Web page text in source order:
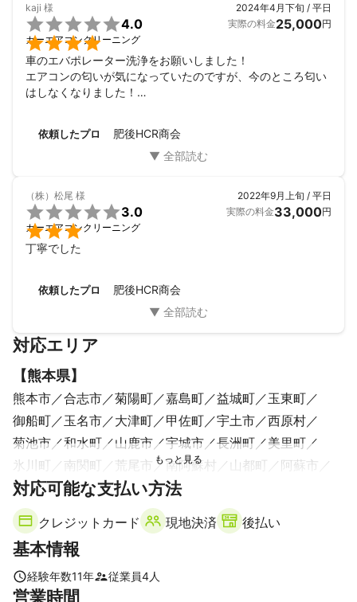
kaji 様


4.0
カーエアコンクリーニング
2024年4月下旬 / 平日
実際の料金25,000円
車のエバポレーター洗浄をお願いしました！
エアコンの匂いが気になっていたのですが、今のところ匂い
はしなくなりました！
たか分からなかったのが少し残念？というか気になりまし
依頼したプロ 肥後HCR商会
（株）松尾 様


3.0
カーエアコンクリーニング
2022年9月上旬 / 平日
実際の料金33,000円
丁寧でした
依頼したプロ 肥後HCR商会
対応エリア
【熊本県】
熊本市 合志市 菊陽町 嘉島町 益城町
玉東町
御船町
玉名市 大津町 甲佐町 宇土市
西原村
菊池市
和水町 山鹿市 宇城市 長洲町
美里町
氷川町
南関町 荒尾市 南阿蘇村 山都町
阿蘇市
八代市
南小国町 高森町 五木村
産山村
【宮崎県】
五ヶ瀬町
【福岡県】
大牟田市 みやま市
対応可能な支払い方法
クレジットカード 現地決済 後払い
基本情報
経験年数11年 従業員4人
営業時間